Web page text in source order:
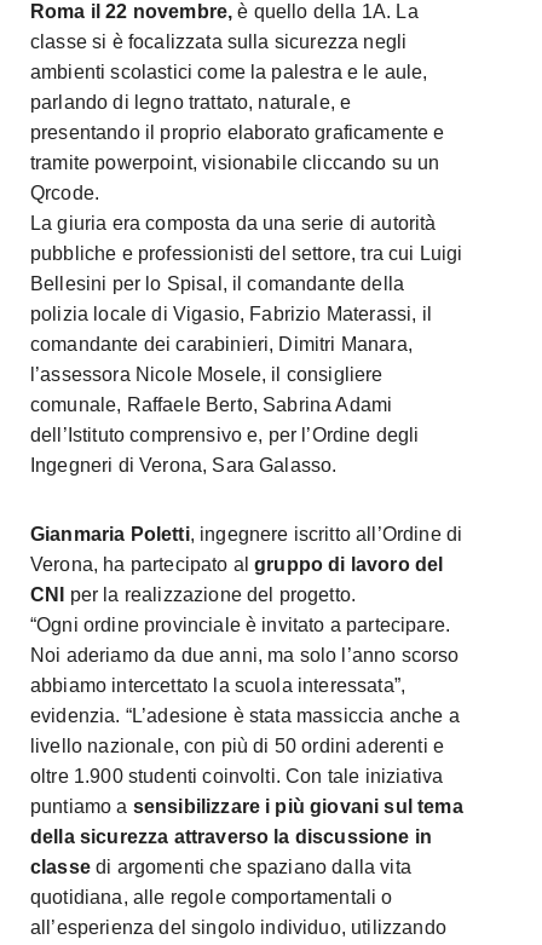
Roma il 22 novembre, è quello della 1A. La
classe si è focalizzata sulla sicurezza negli
ambienti scolastici come la palestra e le aule,
parlando di legno trattato, naturale, e
presentando il proprio elaborato graficamente e
tramite powerpoint, visionabile cliccando su un
Qrcode.
La giuria era composta da una serie di autorità
pubbliche e professionisti del settore, tra cui Luigi
Bellesini per lo Spisal, il comandante della
polizia locale di Vigasio, Fabrizio Materassi, il
comandante dei carabinieri, Dimitri Manara,
l’assessora Nicole Mosele, il consigliere
comunale, Raffaele Berto, Sabrina Adami
dell’Istituto comprensivo e, per l’Ordine degli
Ingegneri di Verona, Sara Galasso.
Gianmaria Poletti, ingegnere iscritto all’Ordine di
Verona, ha partecipato algruppo di lavoro del
CNI
per la realizzazione del progetto.
“Ogni ordine provinciale è invitato a partecipare.
Noi aderiamo da due anni, ma solo l’anno scorso
abbiamo intercettato la scuola interessata”,
evidenzia. “L’adesione è stata massiccia anche a
livello nazionale, con più di 50 ordini aderenti e
oltre 1.900 studenti coinvolti. Con tale iniziativa
puntiamo a sensibilizzare i più giovani sul tema
della sicurezza attraverso la discussione in
classedi argomenti che spaziano dalla vita
quotidiana, alle regole comportamentali o
all’esperienza del singolo individuo, utilizzando